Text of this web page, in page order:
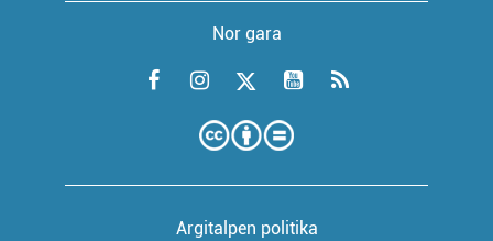
Nor gara
Argitalpen politika